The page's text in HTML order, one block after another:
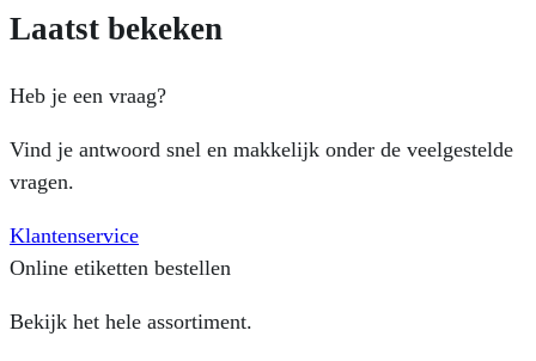
Laatst bekeken
Heb je een vraag?
Vind je antwoord snel en makkelijk onder de veelgestelde
vragen.
Klantenservice
Online etiketten bestellen
Bekijk het hele assortiment.